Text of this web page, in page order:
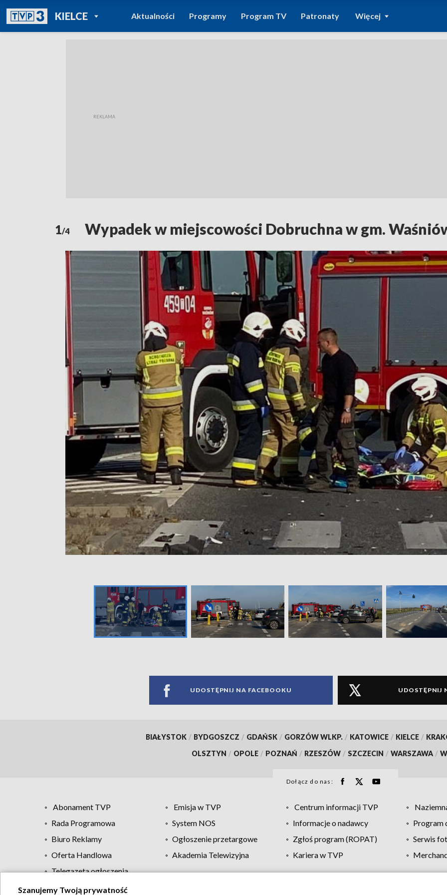
KIELCEPOWRÓT DO
TVP REGIONY
Aktualności Programy Program TV Patronaty Więcej
1/4 Wypadek w miejscowości Dobruchna w gm.
UDOSTĘPNIJ NA FACEBOOKU UDOSTĘPNIJ
BIAŁYSTOK / BYDGOSZCZ / GDAŃSK / GORZÓW WLKP. / KATOWICE / KIELCE /
OLSZTYN / OPOLE / POZNAŃ / RZESZÓW / SZCZECIN / WARSZAWA /
Dołącz do nas:
Abonament TVP Emisja w TVP Centrum informacji TVP
Rada Programowa
System NOS Informacje o nadawcy
Program
Biuro Reklamy
Ogłoszenie przetargowe Zgłoś program (ROPAT)
Serwis
Oferta Handlowa
Akademia Telewizyjna Kariera w TVP
Telegazeta ogłoszenia
Szanujemy Twoją prywatność